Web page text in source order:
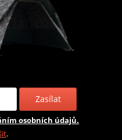
Zasílat
osobních údajů.
.